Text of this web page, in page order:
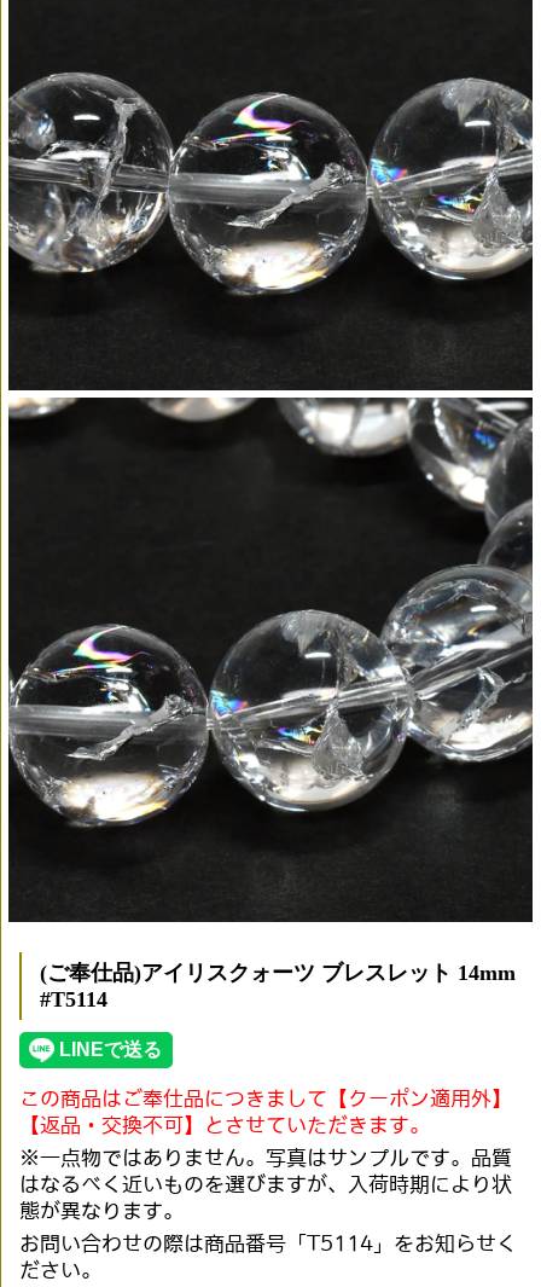
(ご奉仕品)アイリスクォーツ ブレスレット 14mm
#T5114
この商品はご奉仕品につきまして【クーポン適用外】
【返品・交換不可】とさせていただきます。
※一点物ではありません。写真はサンプルです。品質
はなるべく近いものを選びますが、入荷時期により状
態が異なります。
お問い合わせの際は商品番号「T5114」をお知らせく
ださい。